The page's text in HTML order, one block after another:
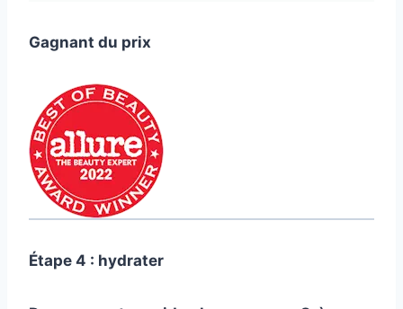
Gagnant du prix
Étape 4 : hydrater